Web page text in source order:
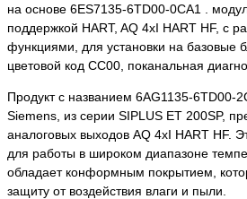
на основе 6ES7135-6TD00-0CA1 .
поддержкой HART, AQ 4xI HART HF, с
функциями, для установки на базовые
цветовой код CC00, поканальная
Продукт с названием 6AG1135-6TD00-
Siemens, из серии SIPLUS ET 200SP,
аналоговых выходов AQ 4xI HART HF.
для работы в широком диапазоне
обладает конформным покрытием,
защиту от воздействия влаги и пыли.